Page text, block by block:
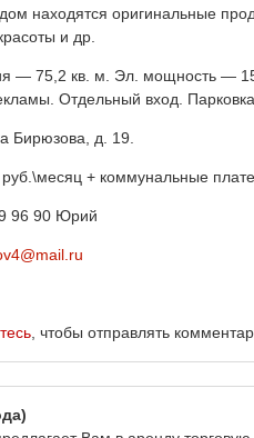
находятся оригинальные
и др.
75,2 кв. м. Эл. мощность —
Отдельный вход.
Бирюзова, д. 19.
+ коммунальные
96 90 Юрий
u
, чтобы отправлять